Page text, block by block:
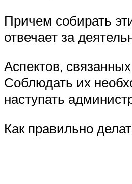
Причем собирать
отвечает за
Аспектов,
Соблюдать их
наступать
Как правильно